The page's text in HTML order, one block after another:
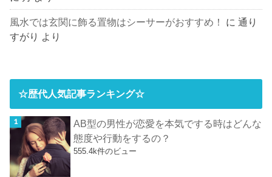
風水では玄関に飾る置物はシーサーがおすすめ！ に通り
すがり より
☆歴代人気記事ランキング☆
AB型の男性が恋愛を本気でする時はどんな
態度や行動をするの？
555.4k件のビュー